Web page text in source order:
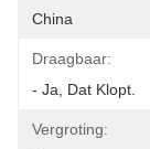
China
Draagbaar:
- Ja, Dat Klopt.
Vergroting: